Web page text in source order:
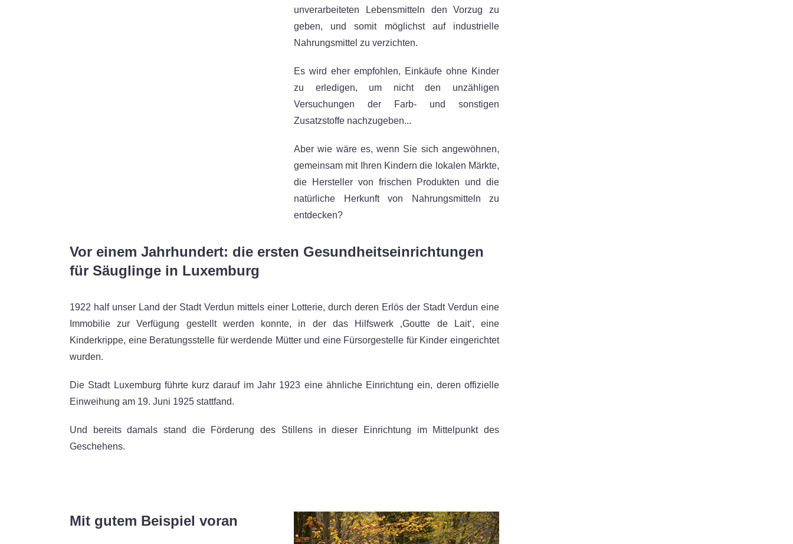
unverarbeiteten Lebensmitteln den Vorzug zu
geben, und somit möglichst auf industrielle
Nahrungsmittel zu verzichten.
Es wird eher empfohlen, Einkäufe ohne Kinder
zu erledigen, um nicht den unzähligen
Versuchungen der Farb- und sonstigen
Zusatzstoffe nachzugeben...
Aber wie wäre es, wenn Sie sich angewöhnen,
gemeinsam mit Ihren Kindern die lokalen Märkte,
die Hersteller von frischen Produkten und die
natürliche Herkunft von Nahrungsmitteln zu
entdecken?
Vor einem Jahrhundert: die ersten Gesundheitseinrichtungen
für Säuglinge in Luxemburg
1922 half unser Land der Stadt Verdun mittels einer Lotterie, durch deren Erlös der Stadt Verdun eine
Immobilie zur Verfügung gestellt werden konnte, in der das Hilfswerk ‚Goutte de Lait‘, eine
Kinderkrippe, eine Beratungsstelle für werdende Mütter und eine Fürsorgestelle für Kinder eingerichtet
wurden.
Die Stadt Luxemburg führte kurz darauf im Jahr 1923 eine ähnliche Einrichtung ein, deren offizielle
Einweihung am 19. Juni 1925 stattfand.
Und bereits damals stand die Förderung des Stillens in dieser Einrichtung im Mittelpunkt des
Geschehens.
Mit gutem Beispiel voran